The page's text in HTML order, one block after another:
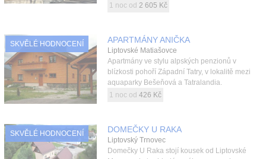
1 noc od 2 605 Kč
SKVĚLÉ HODNOCENÍ APARTMÁNY ANIČKA
Liptovské Matiašovce
Apartmány ve stylu alpských penzionů v
blízkosti pohoří Západní Tatry, v lokalitě mezi
aquaparky Bešeňová a Tatralandia.
1 noc od 426 Kč
SKVĚLÉ HODNOCENÍ DOMEČKY U RAKA
Liptovský Trnovec
Domečky U Raka stojí kousek od Liptovské